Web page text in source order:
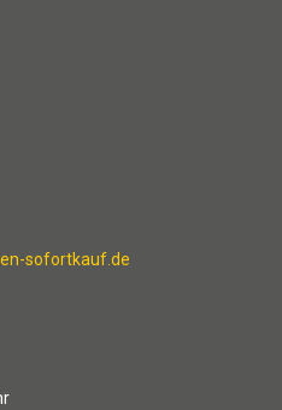
sofortkauf.de